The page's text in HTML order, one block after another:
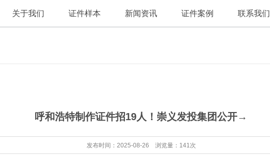
关于我们 证件样本 新闻资讯 证件案例 联系我们
呼和浩特制作证件招19人！崇义发投集团公开→
发布时间：2025-08-26 浏览量：141次